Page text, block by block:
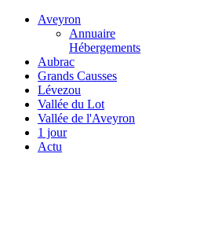
Aveyron
Annuaire
Hébergements
Aubrac
Grands Causses
Lévezou
Vallée du Lot
Vallée de l'Aveyron
1 jour
Actu